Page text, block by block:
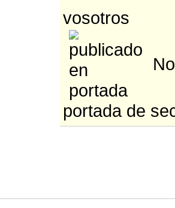
vosotros
portada de